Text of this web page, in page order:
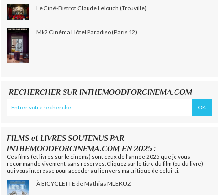
Le Ciné-Bistrot Claude Lelouch (Trouville)
Mk2 Cinéma Hôtel Paradiso (Paris 12)
RECHERCHER SUR INTHEMOODFORCINEMA.COM
FILMS et LIVRES SOUTENUS PAR
INTHEMOODFORCINEMA.COM EN 2025 :
Ces films (et livres sur le cinéma) sont ceux de l'année 2025 que je vous
recommande vivement, sans réserves. Cliquez sur le titre du film (ou du livre)
qui vous intéresse pour accéder au lien vers ma critique de celui-ci.
À BICYCLETTE de Mathias MLEKUZ